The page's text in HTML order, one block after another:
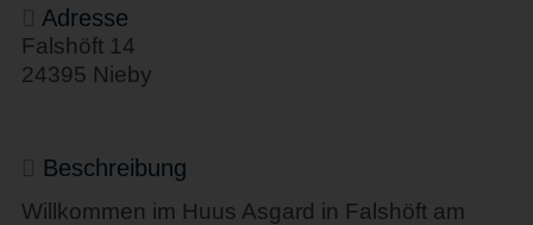
Adresse
Falshöft 14
24395 Nieby
Beschreibung
Willkommen im Huus Asgard in Falshöft am